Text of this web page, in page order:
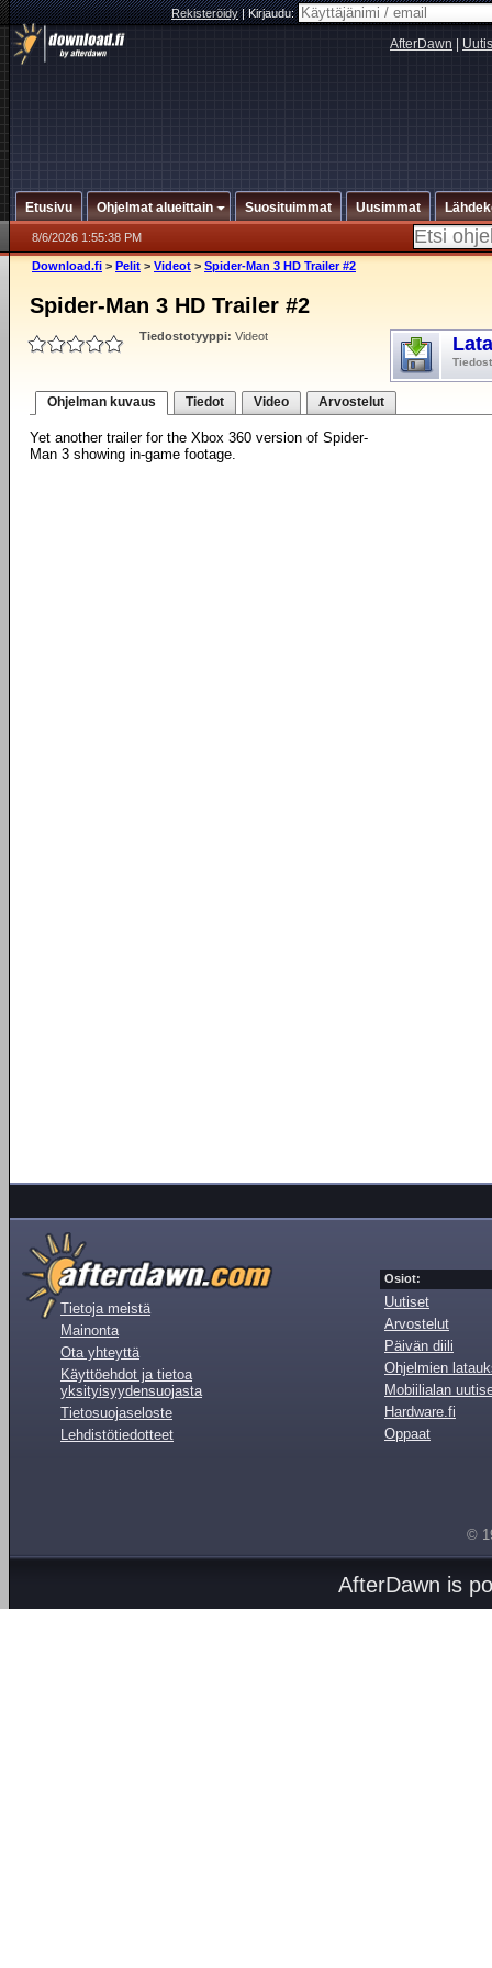
Rekisteröidy|Kirjaudu:
AfterDawn
Etusivu Ohjelmat alueittain Suosituimmat Uusimmat
8/6/2026 1:55:38 PM
Download.fi > Pelit > Videot > Spider-Man 3 HD Trailer #2
Spider-Man 3 HD Trailer #2
Tiedostotyyppi: Videot
Ohjelman kuvaus Tiedot Video Arvostelut
Yet another trailer for the Xbox 360 version of Spider-
Man 3 showing in-game footage.
Tietoja meistä
Mainonta
Ota yhteyttä
Käyttöehdot ja tietoa
yksityisyydensuojasta
Tietosuojaseloste
Lehdistötiedotteet
Osiot:
Uutiset
Arvostelut
Päivän diili
Ohjelmien
Mobiilialan
Hardware.fi
Oppaat
©
AfterDawn is